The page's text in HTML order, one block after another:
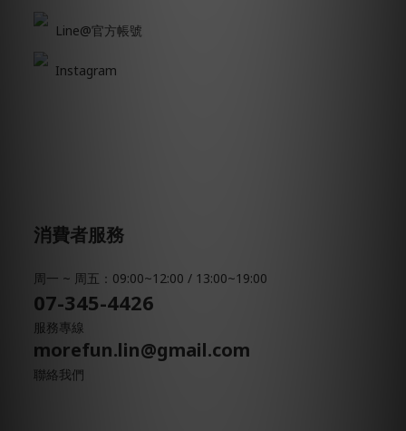
Line@官方帳號
Instagram
消費者服務
周一 ~ 周五：09:00~12:00 / 13:00~19:00
07-345-4426
服務專線
morefun.lin@gmail.com
聯絡我們